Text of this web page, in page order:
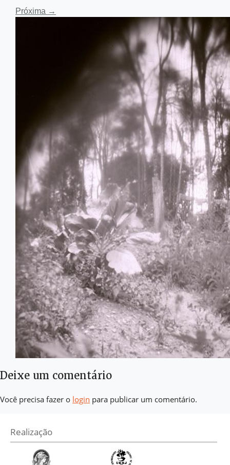
Próxima →
Deixe um comentário
Você precisa fazer o login para publicar um comentário.
Realização